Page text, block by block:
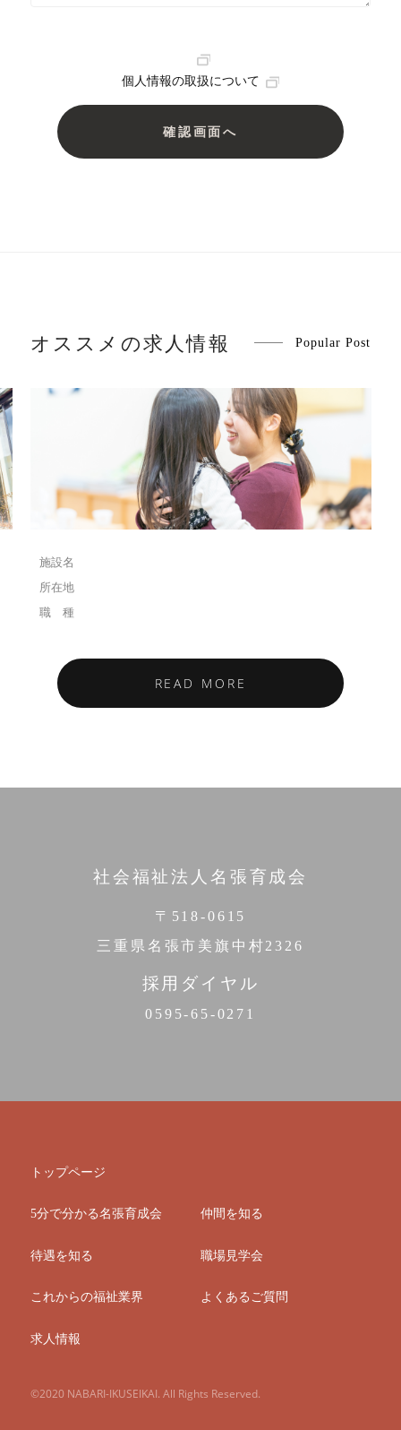
個人情報の取扱について
オススメの求人情報 Popular Post
READ MORE
社会福祉法人名張育成会
〒518-0615
三重県名張市美旗中村2326
採用ダイヤル
0595-65-0271
トップページ
5分で分かる名張育成会 仲間を知る
待遇を知る 職場見学会
これからの福祉業界 よくあるご質問
求人情報
©2020 NABARI-IKUSEIKAI. All Rights Reserved.